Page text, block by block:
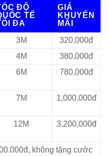
ĐỘ
TẾ
ĐA
GIÁ
KHUYẾN
MÃI
3M
320,000đ
4M
380,000đ
6M 780,000đ
7M 1,000,000đ
12M 3,200,000đ
không tặng cước